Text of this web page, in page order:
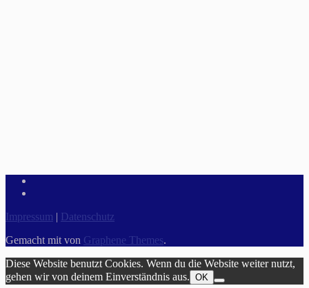
Impressum | Datenschutz
Gemacht mit von Graphene Themes.
Diese Website benutzt Cookies. Wenn du die Website weiter nutzt,
gehen wir von deinem Einverständnis aus. OK